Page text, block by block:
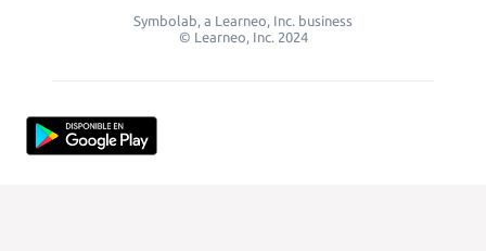
Symbolab, a Learneo, Inc. business
© Learneo, Inc. 2024